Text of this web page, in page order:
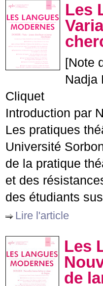
Les
[Note
Nadja
Cliquet
Introduction par
Les pratiques
Université
de la pratique
et des
des étudiants
Lire l'article
Les
de